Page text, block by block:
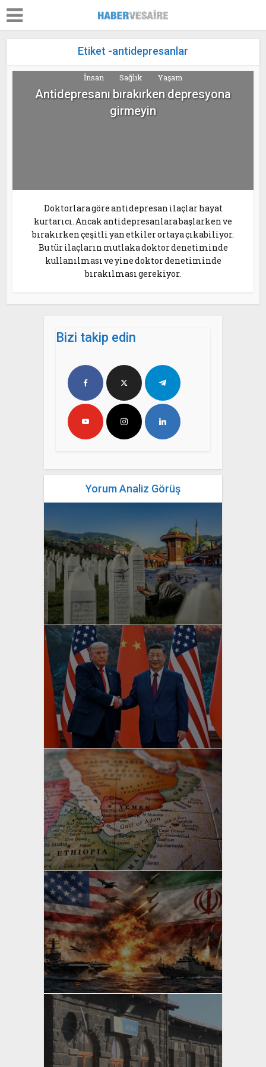
Etiket -antidepresanlar
İnsan Sağlık Yaşam
Antidepresanı bırakırken depresyona
girmeyin
Doktorlara göre antidepresan ilaçlar hayat
kurtarıcı. Ancak antidepresanlara başlarken ve
bırakırken çeşitli yan etkiler ortaya çıkabiliyor.
Bu tür ilaçların mutlaka doktor denetiminde
kullanılması ve yine doktor denetiminde
bırakılması gerekiyor.
Bizi takip edin
Yorum Analiz Görüş
yazan
Bahri Ak
yazan
Bahri Ak
yazan
Bahri Ak
yazan
Bahri Ak